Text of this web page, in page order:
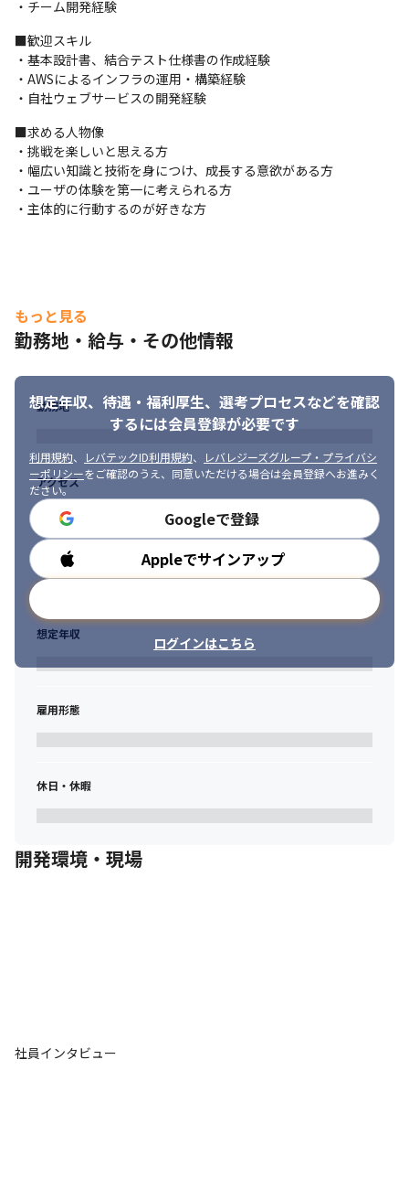
■当ポジションの魅力
くことを目標に、企業文化を育んでいます。お客様へのサービス
提供、取引先との取引はもちろん、社員と企業の間で築かれる関
係、そして社員間での互いに尊重し合う姿勢を心がけています。
エンジニアに向けた研修、支援制度も充実しています。残業はほ
ぼありません。プライベートを充実させる社員が多く、子育てや
趣味に力を注げる環境を整えています。
・社内勉強会
・書籍購入補助
・チーム開発経験
■歓迎スキル
・基本設計書、結合テスト仕様書の作成経験
・AWSによるインフラの運用・構築経験
・自社ウェブサービスの開発経験
■求める人物像
・挑戦を楽しいと思える方
・幅広い知識と技術を身につけ、成長する意欲がある方
・ユーザの体験を第一に考えられる方
・主体的に行動するのが好きな方
もっと見る
勤務地・給与・その他情報
想定年収、待遇・福利厚生、 選考プロセスなどを確認
するには会員登録が必要です
利用規約、 レバテックID利用規約、
レバレジーズグループ・プライバシ
ーポリシーをご確認のうえ、同意いただける場合は会員登録へお進みく
ださい。
Googleで登録
Appleでサインアップ
ログインはこちら
勤務地
アクセス
勤務時間
想定年収
雇用形態
休日・休暇
開発環境・現場
社員インタビュー